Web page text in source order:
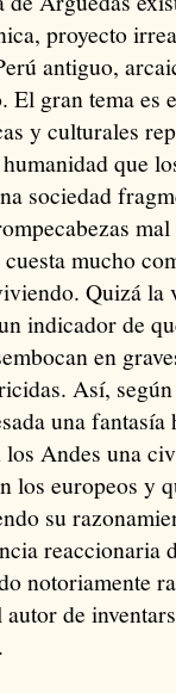
proyecto
antiguo,
gran tema es
y culturales
que
sociedad
mucho
Quizá
indicador de
en
Así,
una
Andes una
los europeos y
su
reaccionaria
notoriamente
de